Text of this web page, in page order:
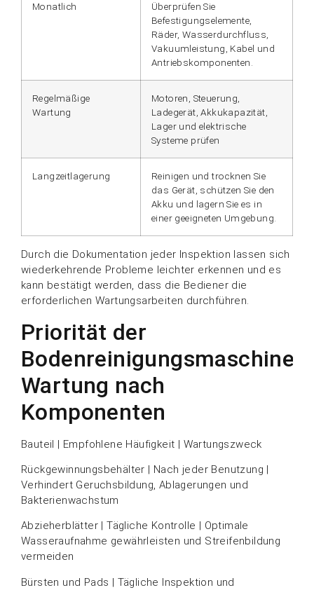
Monatlich
Überprüfen Sie
Befestigungselemente,
Räder, Wasserdurchfluss,
Vakuumleistung, Kabel und
Antriebskomponenten.
Regelmäßige
Wartung
Motoren, Steuerung,
Ladegerät, Akkukapazität,
Lager und elektrische
Systeme prüfen
Langzeitlagerung
Reinigen und trocknen Sie
das Gerät, schützen Sie den
Akku und lagern Sie es in
einer geeigneten Umgebung.
Durch die Dokumentation jeder Inspektion lassen sich
wiederkehrende Probleme leichter erkennen und es
kann bestätigt werden, dass die Bediener die
erforderlichen Wartungsarbeiten durchführen.
Priorität der
Bodenreinigungsmaschinen-
Wartung nach
Komponenten
Bauteil | Empfohlene Häufigkeit | Wartungszweck
Rückgewinnungsbehälter | Nach jeder Benutzung |
Verhindert Geruchsbildung, Ablagerungen und
Bakterienwachstum
Abzieherblätter | Tägliche Kontrolle | Optimale
Wasseraufnahme gewährleisten und Streifenbildung
vermeiden
Bürsten und Pads | Tägliche Inspektion und